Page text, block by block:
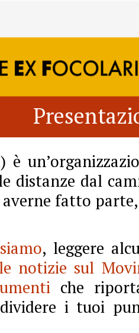
è
distanze dal
fatto
, leggere
le notizie sul
che
i tuoi